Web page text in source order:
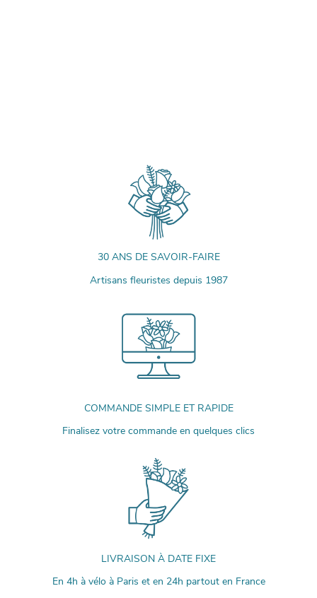
30 ANS DE SAVOIR-FAIRE
Artisans fleuristes depuis 1987
COMMANDE SIMPLE ET RAPIDE
Finalisez votre commande en quelques clics
LIVRAISON À DATE FIXE
En 4h à vélo à Paris et en 24h partout en France